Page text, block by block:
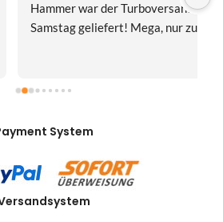
Freitag bestellt,
Mega, nur zu empfehlen👍
System